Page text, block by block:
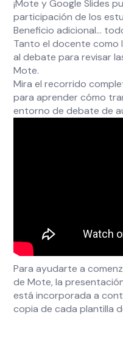
¡Mote y Google Slides
participación de los
Beneficio adicional…
Tanto el docente como
al debate para revisar
Mote.
Mira el recorrido
para aprender cómo
entorno de debate de
Para ayudarte a
de Mote, la
está incorporada a
copia de cada plantilla